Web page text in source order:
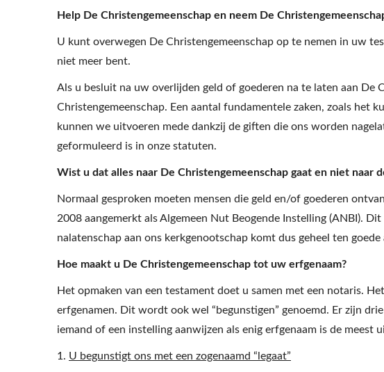
Help De Christengemeenschap en neem De
U kunt overwegen De Christengemeenschap op te nemen in uw
niet meer bent.
Als u besluit na uw overlijden geld of goederen na te laten aan
Christengemeenschap. Een aantal fundamentele zaken, zoals het
kunnen we uitvoeren mede dankzij de giften die ons worden
geformuleerd is in onze statuten.
Wist u dat alles naar De Christengemeenschap gaat en niet naar
Normaal gesproken moeten mensen die geld en/of goederen
2008 aangemerkt als Algemeen Nut Beogende Instelling (ANBI).
nalatenschap aan ons kerkgenootschap komt dus geheel ten
Hoe maakt u De Christengemeenschap tot uw erfgenaam?
Het opmaken van een testament doet u samen met een notaris.
erfgenamen. Dit wordt ook wel “begunstigen” genoemd. Er zijn
iemand of een instelling aanwijzen als enig erfgenaam is de meest
1. U begunstigt ons met een zogenaamd “legaat”